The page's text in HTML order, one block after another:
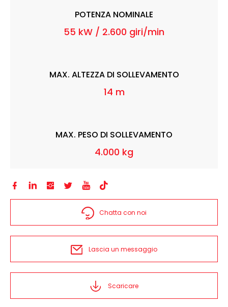
POTENZA NOMINALE
55 kW / 2.600 giri/min
MAX. ALTEZZA DI SOLLEVAMENTO
14 m
MAX. PESO DI SOLLEVAMENTO
4.000 kg
     
Chatta con noi
Lascia un messaggio
Scaricare